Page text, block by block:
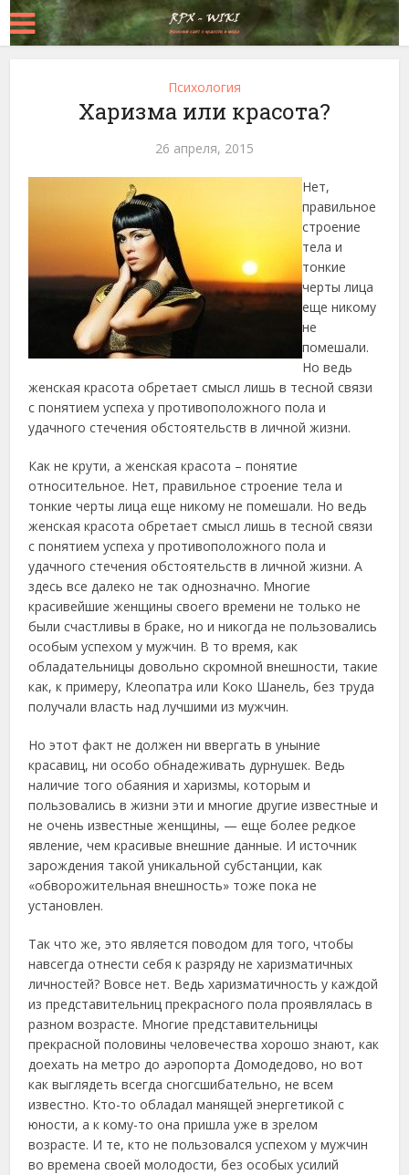
Психология
Харизма или красота?
26 апреля, 2015
Нет,
правильное
строение
тела и
тонкие
черты лица
еще никому
не
помешали.
Но ведь
женская красота обретает смысл лишь в тесной связи
с понятием успеха у противоположного пола и
удачного стечения обстоятельств в личной жизни.
Как не крути, а женская красота – понятие
относительное. Нет, правильное строение тела и
тонкие черты лица еще никому не помешали. Но ведь
женская красота обретает смысл лишь в тесной связи
с понятием успеха у противоположного пола и
удачного стечения обстоятельств в личной жизни. А
здесь все далеко не так однозначно. Многие
красивейшие женщины своего времени не только не
были счастливы в браке, но и никогда не пользовались
особым успехом у мужчин. В то время, как
обладательницы довольно скромной внешности, такие
как, к примеру, Клеопатра или Коко Шанель, без труда
получали власть над лучшими из мужчин.
Но этот факт не должен ни ввергать в уныние
красавиц, ни особо обнадеживать дурнушек. Ведь
наличие того обаяния и харизмы, которым и
пользовались в жизни эти и многие другие известные и
не очень известные женщины, — еще более редкое
явление, чем красивые внешние данные. И источник
зарождения такой уникальной субстанции, как
«обворожительная внешность» тоже пока не
установлен.
Так что же, это является поводом для того, чтобы
навсегда отнести себя к разряду не харизматичных
личностей? Вовсе нет. Ведь харизматичность у каждой
из представительниц прекрасного пола проявлялась в
разном возрасте. Многие представительницы
прекрасной половины человечества хорошо знают, как
доехать на метро до аэропорта Домодедово, но вот
как выглядеть всегда сногсшибательно, не всем
известно. Кто-то обладал манящей энергетикой с
юности, а к кому-то она пришла уже в зрелом
возрасте. И те, кто не пользовался успехом у мужчин
во времена своей молодости, без особых усилий